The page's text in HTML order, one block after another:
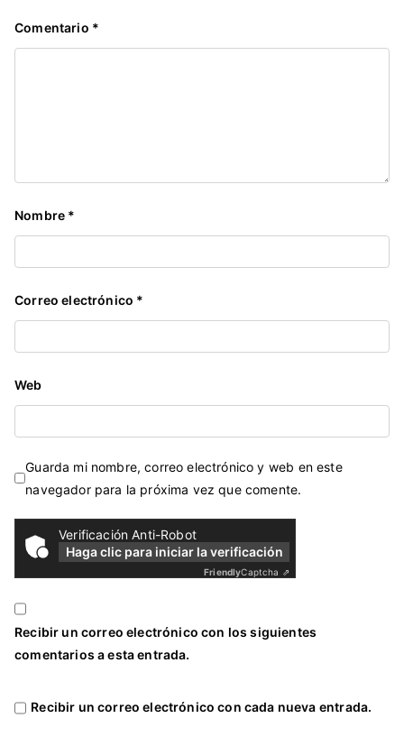
Comentario *
Nombre *
Correo electrónico *
Web
Guarda mi nombre, correo electrónico y web en este
navegador para la próxima vez que comente.
Verificación Anti-Robot
Haga clic para iniciar la verificación
FriendlyCaptcha ⇗
Recibir un correo electrónico con los siguientes
comentarios a esta entrada.
Recibir un correo electrónico con cada nueva entrada.